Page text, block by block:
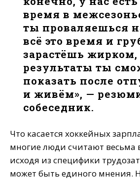
время в
ты проваляешься
всё это время и
зарастёшь жирком,
результаты ты
показать после
и живём», —
собеседник.
Что касается хоккейных
многие люди считают весьма
исходя из специфики
может быть единого мнения.